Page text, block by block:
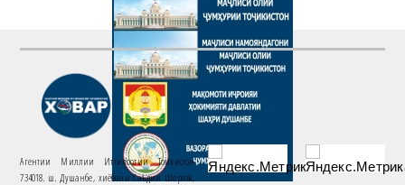
Агентии Миллии Иттилоотии Тоҷикистон
734018. ш. Душанбе, хиёбони Саъдии Шерозӣ,